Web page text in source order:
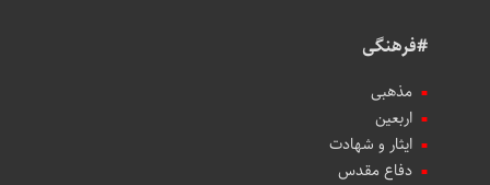
#فرهنگی
مذهبی
اربعین
ایثار و شهادت
دفاع مقدس